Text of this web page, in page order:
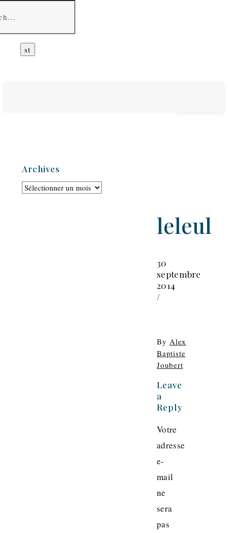
Archives
Archives
leleul
30
septembre
2014
/
By Alex
Baptiste
Joubert
Leave
a
Reply
Votre
adresse
e-
mail
ne
sera
pas